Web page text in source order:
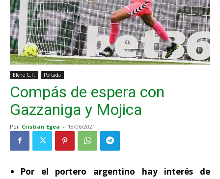
Elche C.F. Portada
Compás de espera con
Gazzaniga y Mojica
Por Cristian Egea - 18/06/2021
Por el portero argentino hay interés de